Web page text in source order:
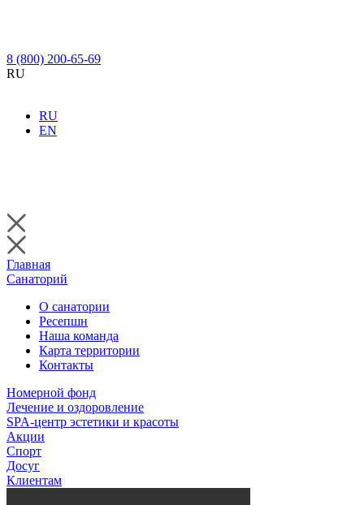
8 (800) 200-65-69
RU
RU
EN
Главная
Санаторий
О санатории
Ресепшн
Наша команда
Карта территории
Контакты
Номерной фонд
Лечение и оздоровление
SPA-центр эстетики и красоты
Акции
Спорт
Досуг
Клиентам